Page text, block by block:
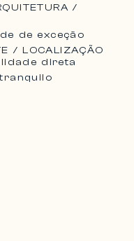
/
de exceção
/ LOCALIZAÇÃO
direta